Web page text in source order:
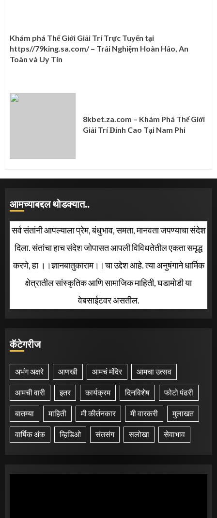
Khám phá Thế Giới Giải Trí Trực Tuyến tại
https//79king.sa.com/ – Trải Nghiệm Hoàn Hảo, An
Toàn và Uy Tín
8kbet.za.com – Khám Phá Thế Giới
Giải Trí Đỉnh Cao Tại Nam Phi
आमच्याबद्दल थोडक्यात..
सर्व संतांनी आपल्याला प्रेम, बंधुभाव, समता, मानवता जपण्याचा संदेश
दिला. संतांचा हाच संदेश जोपासत आपली विविधतेतील एकता समृद्ध
करणे, हा ।।ज्ञानबातुकाराम।।चा उद्देश आहे. त्या अनुषंगाने धार्मिक
क्षेत्रातील सांस्कृतिक आणि सामाजिक माहिती, घडामोडी या
वेबसाईटवर असतील.
कॅटेगरीज
अभंग अक्षरे आणखी आमचं मंदिर आमचा उत्सव
आमची वारी इतर कार्यक्रम दिनविशेष फोटो पंढरी
बातम्या माहिती मी कीर्तनकार मी वारकरी मुलाखत
वार्षिक अंक व्हिडिओ संतसंग सलोखा सेवाभाव